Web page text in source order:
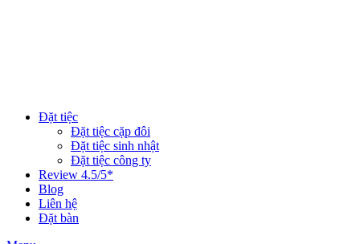
Đặt tiệc
Đặt tiệc cặp đôi
Đặt tiệc sinh nhật
Đặt tiệc công ty
Review 4.5/5*
Blog
Liên hệ
Đặt bàn